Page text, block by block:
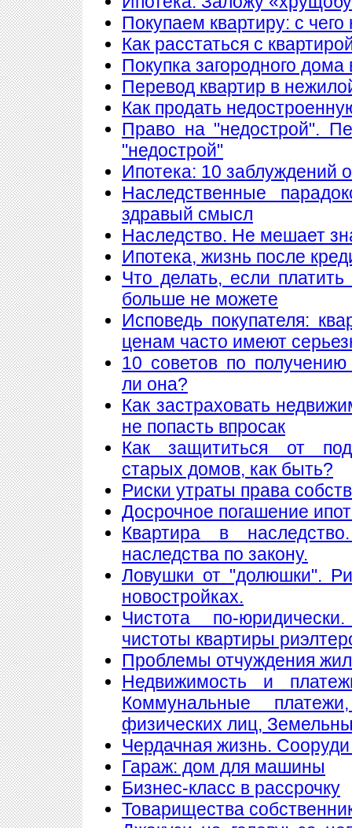
Покупаем квартиру: с чего
Как расстаться с
Покупка загородного дома
Перевод квартир в
Как продать
Право на "недострой".
"недострой"
Ипотека: 10 заблуждений
Наследственные
здравый смысл
Наследство. Не мешает
Ипотека, жизнь после
Что делать, если
больше не можете
Исповедь покупателя:
ценам часто имеют
10 советов по
ли она?
Как застраховать
не попасть впросак
Как защититься от
старых домов, как быть?
Риски утраты права
Досрочное погашение
Квартира в
наследства по закону.
Ловушки от "долюшки".
новостройках.
Чистота по-
чистоты квартиры
Проблемы отчуждения
Недвижимость и
Коммунальные
физических лиц,
Чердачная жизнь.
Гараж: дом для машины
Бизнес-класс в рассрочку
Товарищества